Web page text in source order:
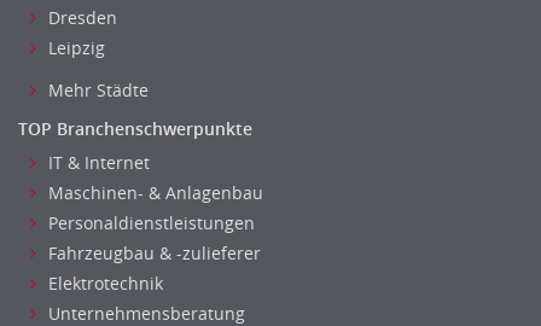
Dresden
Leipzig
Mehr Städte
TOP Branchenschwerpunkte
IT & Internet
Maschinen- & Anlagenbau
Personaldienstleistungen
Fahrzeugbau & -zulieferer
Elektrotechnik
Unternehmensberatung